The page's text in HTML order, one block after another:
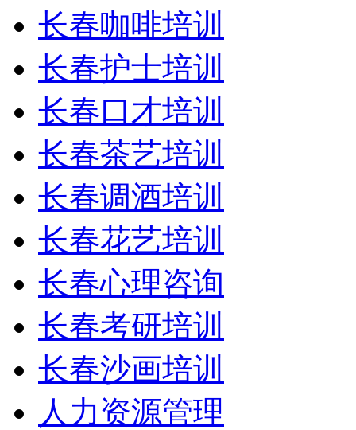
长春咖啡培训
长春护士培训
长春口才培训
长春茶艺培训
长春调酒培训
长春花艺培训
长春心理咨询
长春考研培训
长春沙画培训
人力资源管理